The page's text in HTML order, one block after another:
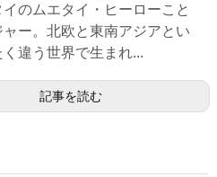
イのムエタイ・ヒーローこと
ャー。北欧と東南アジアとい
く違う世界で生まれ...
記事を読む